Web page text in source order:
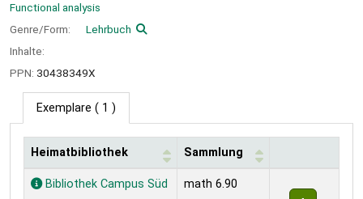
Functional analysis
Genre/Form:
Lehrbuch
Inhalte:
PPN: 30438349X
Exemplare ( 1 )
Exemplare
Heimatbibliothek Sammlung
Bibliothek Campus Süd math 6.90